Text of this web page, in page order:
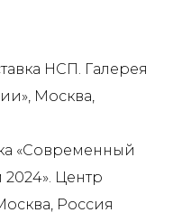
НСП. Галерея
Москва,
«Современный
Центр
Россия